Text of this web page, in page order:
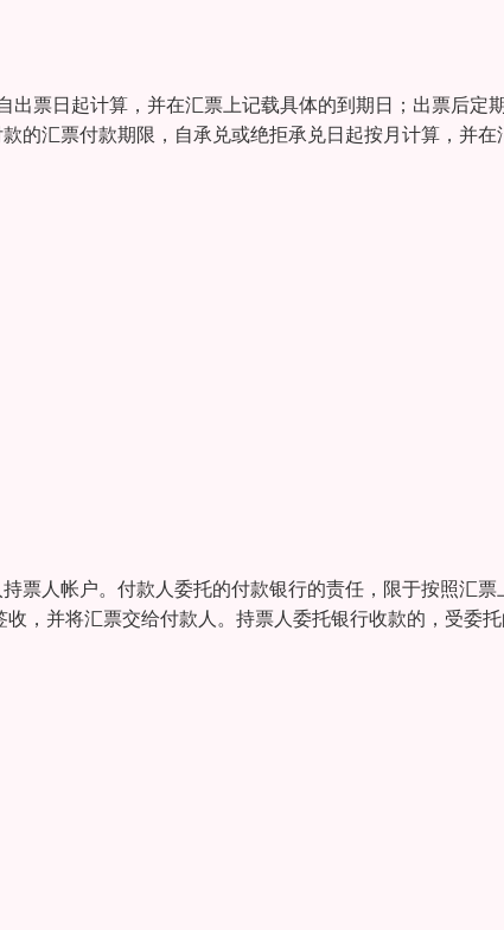
票日起计算，并在汇票上记载具体的到期日；出票后定
的汇票付款期限，自承兑或绝拒承兑日起按月计算，并在
票人帐户。付款人委托的付款银行的责任，限于按照汇票
，并将汇票交给付款人。持票人委托银行收款的，受委